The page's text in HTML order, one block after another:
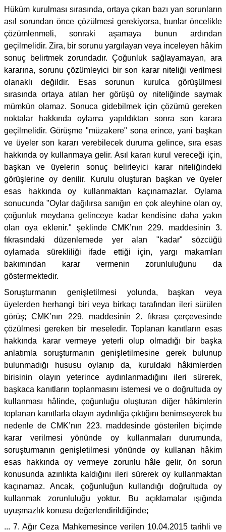
Hüküm kurulması sırasında, ortaya çıkan bazı yan sorunların
asıl sorundan önce çözülmesi gerekiyorsa, bunlar öncelikle
çözümlenmeli, sonraki aşamaya bunun ardından
geçilmelidir. Zira, bir sorunu yargılayan veya inceleyen hâkim
sonuç belirtmek zorundadır. Çoğunluk sağlayamayan, ara
kararına, sorunu çözümleyici bir son karar niteliği verilmesi
olanaklı değildir. Esas sorunun kurulca görüşülmesi
sırasında ortaya atılan her görüşü oy niteliğinde saymak
mümkün olamaz. Sonuca gidebilmek için çözümü gereken
noktalar hakkında oylama yapıldıktan sonra son karara
geçilmelidir. Görüşme "müzakere" sona erince, yani başkan
ve üyeler son kararı verebilecek duruma gelince, sıra esas
hakkında oy kullanmaya gelir. Asıl kararı kurul vereceği için,
başkan ve üyelerin sonuç belirleyici karar niteliğindeki
görüşlerine oy denilir. Kurulu oluşturan başkan ve üyeler
esas hakkında oy kullanmaktan kaçınamazlar. Oylama
sonucunda "Oylar dağılırsa sanığın en çok aleyhine olan oy,
çoğunluk meydana gelinceye kadar kendisine daha yakın
olan oya eklenir." şeklinde CMK’nın 229. maddesinin 3.
fıkrasındaki düzenlemede yer alan "kadar" sözcüğü
oylamada sürekliliği ifade ettiği için, yargı makamları
bakımından karar vermenin zorunluluğunu da
göstermektedir.
Soruşturmanın genişletilmesi yolunda, başkan veya
üyelerden herhangi biri veya birkaçı tarafından ileri sürülen
görüş; CMK’nın 229. maddesinin 2. fıkrası çerçevesinde
çözülmesi gereken bir meseledir. Toplanan kanıtların esas
hakkında karar vermeye yeterli olup olmadığı bir başka
anlatımla soruşturmanın genişletilmesine gerek bulunup
bulunmadığı hususu oylanıp da, kuruldaki hâkimlerden
birisinin olayın yeterince aydınlanmadığını ileri sürerek,
başkaca kanıtların toplanmasını istemesi ve o doğrultuda oy
kullanması hâlinde, çoğunluğu oluşturan diğer hâkimlerin
toplanan kanıtlarla olayın aydınlığa çıktığını benimseyerek bu
nedenle de CMK’nın 223. maddesinde gösterilen biçimde
karar verilmesi yönünde oy kullanmaları durumunda,
soruşturmanın genişletilmesi yönünde oy kullanan hâkim
esas hakkında oy vermeye zorunlu hâle gelir, ön sorun
konusunda azınlıkta kaldığını ileri sürerek oy kullanmaktan
kaçınamaz. Ancak, çoğunluğun kullandığı doğrultuda oy
kullanmak zorunluluğu yoktur. Bu açıklamalar ışığında
uyuşmazlık konusu değerlendirildiğinde;
... 7. Ağır Ceza Mahkemesince verilen 10.04.2015 tarihli ve